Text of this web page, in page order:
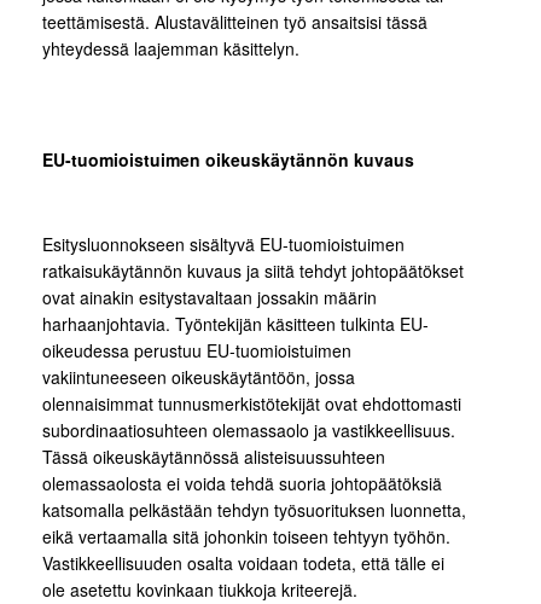
teettämisestä. Alustavälitteinen työ ansaitsisi tässä
yhteydessä laajemman käsittelyn.
EU-tuomioistuimen oikeuskäytännön kuvaus
Esitysluonnokseen sisältyvä EU-tuomioistuimen
ratkaisukäytännön kuvaus ja siitä tehdyt johtopäätökset
ovat ainakin esitystavaltaan jossakin määrin
harhaanjohtavia. Työntekijän käsitteen tulkinta EU-
oikeudessa perustuu EU-tuomioistuimen
vakiintuneeseen oikeuskäytäntöön, jossa
olennaisimmat tunnusmerkistötekijät ovat ehdottomasti
subordinaatiosuhteen olemassaolo ja vastikkeellisuus.
Tässä oikeuskäytännössä alisteisuussuhteen
olemassaolosta ei voida tehdä suoria johtopäätöksiä
katsomalla pelkästään tehdyn työsuorituksen luonnetta,
eikä vertaamalla sitä johonkin toiseen tehtyyn työhön.
Vastikkeellisuuden osalta voidaan todeta, että tälle ei
ole asetettu kovinkaan tiukkoja kriteerejä.